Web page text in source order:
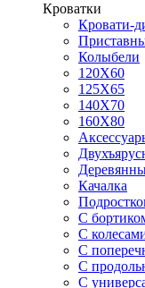
Кроватки
Кровати-
Колыбели
120Х60
125X65
140Х70
160Х80
Качалка
С
С
С
С
С